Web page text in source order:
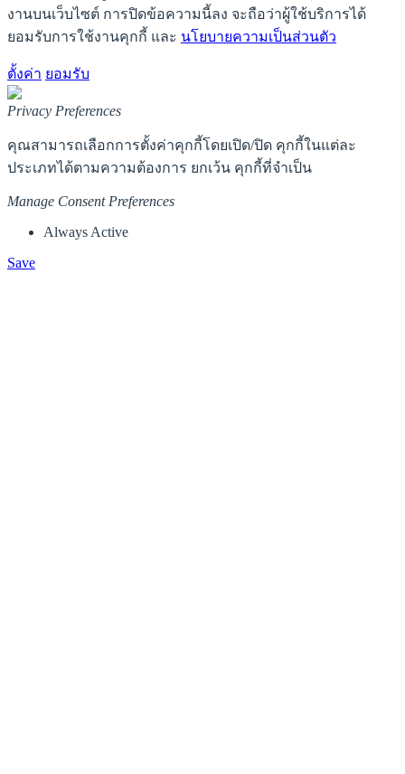
งานบนเว็บไซต์ การปิดข้อความนี้ลง จะถือว่าผู้ใช้บริการได้
ยอมรับการใช้งานคุกกี้ และ นโยบายความเป็นส่วนตัว
ตั้งค่า ยอมรับ
Privacy Preferences
คุณสามารถเลือกการตั้งค่าคุกกี้โดยเปิด/ปิด คุกกี้ในแต่ละ
ประเภทได้ตามความต้องการ ยกเว้น คุกกี้ที่จำเป็น
Manage Consent Preferences
Always Active
Save